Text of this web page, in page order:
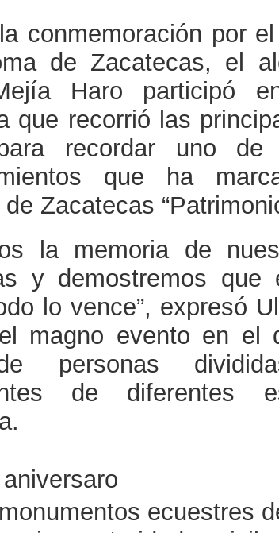
conmemoración por
de Zacatecas, el
Haro participó
que recorrió las
recordar uno de
que ha
Zacatecas
la memoria de
y demostremos que
lo vence”, expresó
magno evento en el
personas
de diferentes
ecuestres